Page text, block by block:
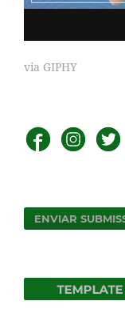
via GIPHY
ENVIAR